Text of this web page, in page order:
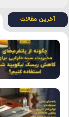
آخرین مقالات